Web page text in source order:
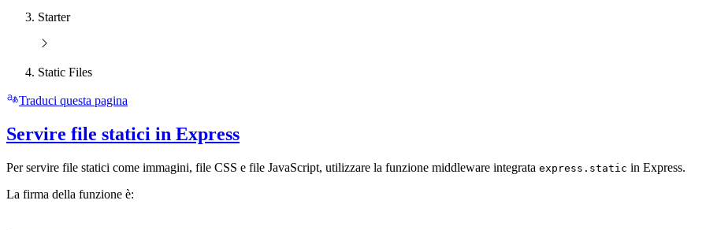
Starter
Static Files
Traduci questa pagina
Servire file statici in Express
Per servire file statici come immagini, file CSS e file JavaScript, utilizzare la funzione middleware integrata express.static in Express.
La firma della funzione è: